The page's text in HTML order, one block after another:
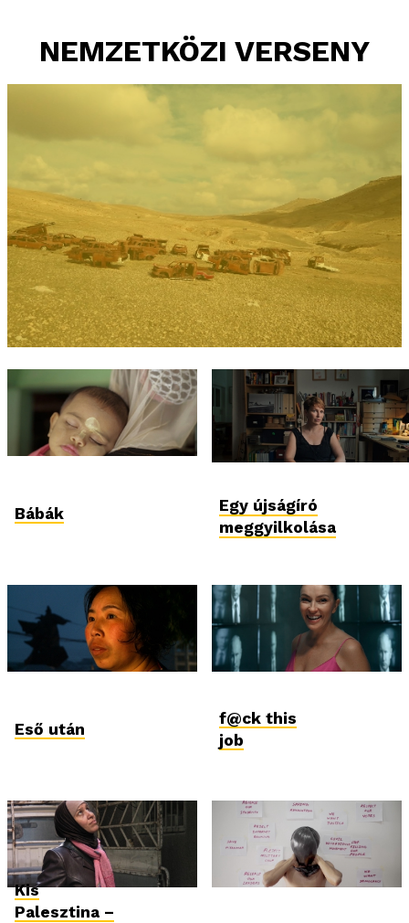
NEMZETKÖZI VERSENY
Bábák
Egy újságíró
meggyilkolása
Eső után
f@ck this
job
Kis
Palesztina –